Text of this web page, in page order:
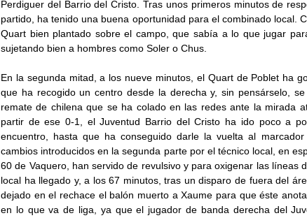
Perdiguer del Barrio del Cristo. Tras unos primeros minutos de
partido, ha tenido una buena oportunidad para el combinado local.
Quart bien plantado sobre el campo, que sabía a lo que jugar
sujetando bien a hombres como Soler o Chus.
En la segunda mitad, a los nueve minutos, el Quart de Poblet ha
que ha recogido un centro desde la derecha y, sin pensárselo,
remate de chilena que se ha colado en las redes ante la mirada
partir de ese 0-1, el Juventud Barrio del Cristo ha ido poco a
encuentro, hasta que ha conseguido darle la vuelta al
cambios introducidos en la segunda parte por el técnico local, en
60 de Vaquero, han servido de revulsivo y para oxigenar las líneas
local ha llegado y, a los 67 minutos, tras un disparo de fuera del
dejado en el rechace el balón muerto a Xaume para que éste
en lo que va de liga, ya que el jugador de banda derecha del